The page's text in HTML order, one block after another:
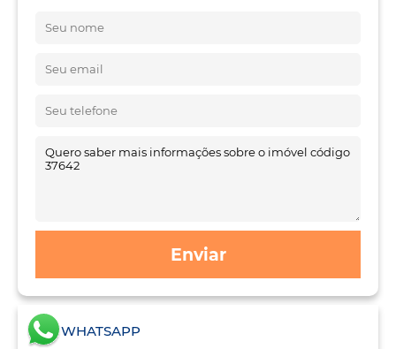
Enviar
WHATSAPP